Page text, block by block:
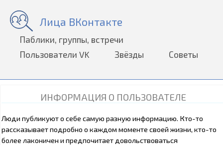
Лица ВКонтакте
Паблики, группы, встречи
Пользователи VK
Звёзды Советы
ИНФОРМАЦИЯ О ПОЛЬЗОВАТЕЛЕ
Люди публикуют о себе самую разную информацию. Кто-то
рассказывает подробно о каждом моменте своей жизни, кто-то
более лаконичен и предпочитает довольствоваться